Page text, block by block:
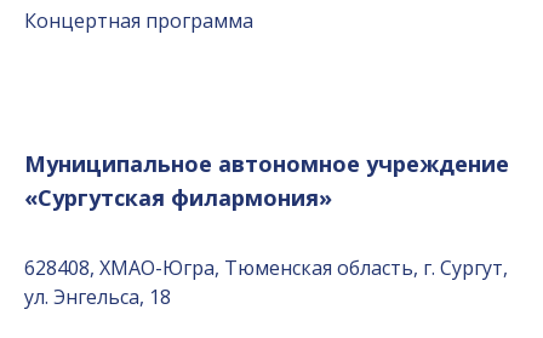
Концертная программа
Муниципальное автономное учреждение
«Сургутская филармония»
628408, ХМАО-Югра, Тюменская область, г. Сургут,
ул. Энгельса, 18